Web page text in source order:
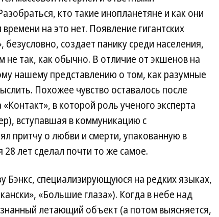
кто такие инопланетяне и как они
на это нет. Появление гигантских
создает панику среди населения,
не так, как обычно. В отличие от экшенов на
нашему представлению о том, как разумные
Похожее чувство оставалось после
в которой роль ученого эксперта
вступавшая в коммуникацию с
притчу о любви и смерти, упакованную в
28 лет сделал почти то же самое.
Бэнкс, специализирующуюся на редких языках,
«Большие глаза»). Когда в небе над
летающий объект (а потом выясняется,